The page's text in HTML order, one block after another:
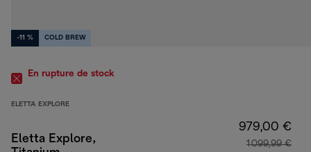
-11 % COLD BREW
En rupture de stock
ELETTA EXPLORE
Eletta Explore,
979,00 €
1 099,99 €